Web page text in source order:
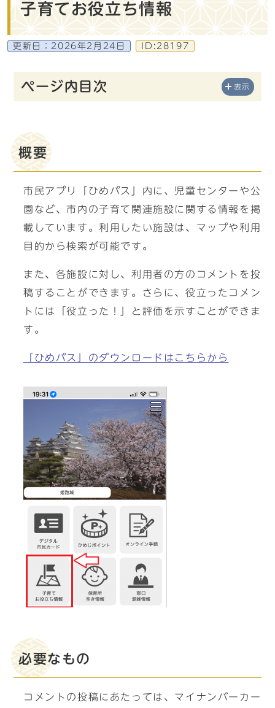
子育てお役立ち情報
更新日： 2026年2月24日 ID:28197
ページ内目次 表示
概要
市民アプリ「ひめパス」内に、児童センターや公
園など、市内の子育て関連施設に関する情報を掲
載しています。利用したい施設は、マップや利用
目的から検索が可能です。
また、各施設に対し、利用者の方のコメントを投
稿することができます。さらに、役立ったコメン
トには「役立った！」と評価を示すことができま
す。
「ひめパス」のダウンロードはこちらから
必要なもの
コメントの投稿にあたっては、マイナンバーカー